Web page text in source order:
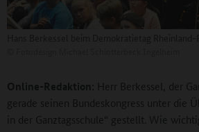
Online-Redaktion: Herr Berkessel, der
gerade seinen Bundeskongress unter die
in der Ganztagsschule“ gestellt. Wie